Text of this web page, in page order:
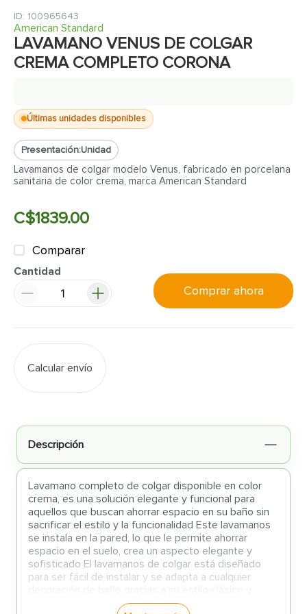
: 100965643
American Standard
LAVAMANO VENUS DE COLGAR
CREMA COMPLETO CORONA
Últimas unidades disponibles
Presentación:Unidad
Lavamanos de colgar modelo Venus, fabricado en porcelana
sanitaria de color crema, marca American Standard
C$1839.00
Comparar
Cantidad
Comprar ahora
Calcular envío
Descripción
Lavamano completo de colgar disponible en color
crema, es una solución elegante y funcional para
aquellos que buscan ahorrar espacio en su baño sin
sacrificar el estilo y la funcionalidad Este lavamanos
se instala en la pared, lo que le permite ahorrar
espacio en el suelo, crea un aspecto elegante y
sofisticado El lavamanos de colgar está diseñado
para ser fácil de instalar y se adapta a cualquier
atemporal Además, este lavamanos está hecho de
9 .
pantry